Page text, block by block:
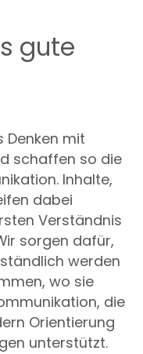
gute
Denken mit
schaffen so die
Inhalte,
dabei
Verständnis
sorgen dafür,
werden
wo sie
die
Orientierung
unterstützt.